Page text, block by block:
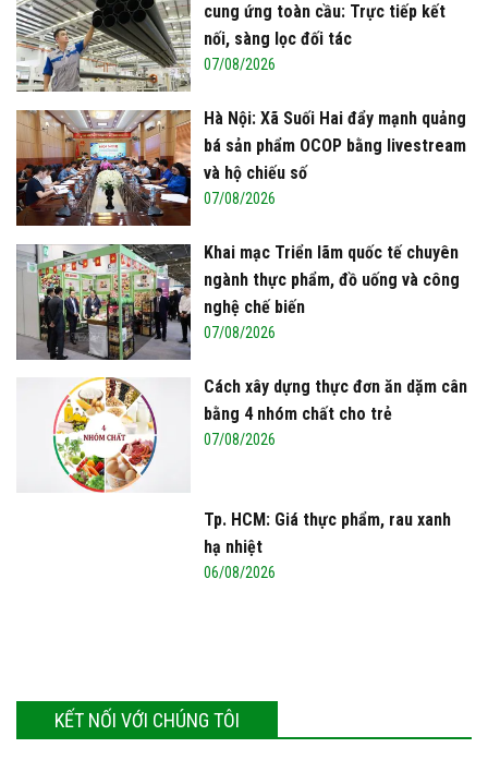
cung ứng toàn cầu: Trực tiếp kết
nối, sàng lọc đối tác
07/08/2026
Hà Nội: Xã Suối Hai đẩy mạnh quảng
bá sản phẩm OCOP bằng livestream
và hộ chiếu số
07/08/2026
Khai mạc Triển lãm quốc tế chuyên
ngành thực phẩm, đồ uống và công
nghệ chế biến
07/08/2026
Cách xây dựng thực đơn ăn dặm cân
bằng 4 nhóm chất cho trẻ
07/08/2026
Tp. HCM: Giá thực phẩm, rau xanh
hạ nhiệt
06/08/2026
KẾT NỐI VỚI CHÚNG TÔI